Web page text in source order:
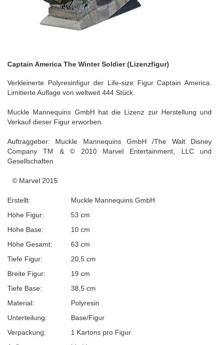
Captain America The Winter Soldier (Lizenzfigur)
Verkleinerte Polyresinfigur der Life-size Figur Captain America.
Limitierte Auflage von weltweit 444 Stück.
Muckle Mannequins GmbH hat die Lizenz zur Herstellung und
Verkauf dieser Figur erworben.
Auftraggeber: Muckle Mannequins GmbH /The Walt Disney
Company TM & © 2010 Marvel Entertainment, LLC und
Gesellschaften
© Marvel 2015
Erstellt:
Muckle Mannequins GmbH
Höhe Figur:
53 cm
Höhe Base:
10 cm
Höhe Gesamt:
63 cm
Tiefe Figur:
20,5 cm
Breite Figur:
19 cm
Tiefe Base:
38,5 cm
Material:
Polyresin
Unterteilung:
Base/Figur
Verpackung:
1 Kartons pro Figur